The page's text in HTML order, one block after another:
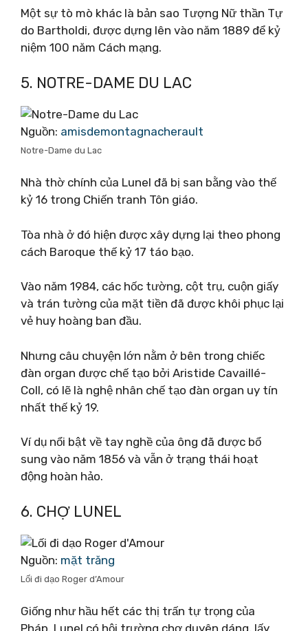
Một sự tò mò khác là bản sao Tượng Nữ thần Tự
do Bartholdi, được dựng lên vào năm 1889 để kỷ
niệm 100 năm Cách mạng.
5. NOTRE-DAME DU LAC
Nguồn: amisdemontagnacherault
Notre-Dame du Lac
Nhà thờ chính của Lunel đã bị san bằng vào thế
kỷ 16 trong Chiến tranh Tôn giáo.
Tòa nhà ở đó hiện được xây dựng lại theo phong
cách Baroque thế kỷ 17 táo bạo.
Vào năm 1984, các hốc tường, cột trụ, cuộn giấy
và trán tường của mặt tiền đã được khôi phục lại
vẻ huy hoàng ban đầu.
Nhưng câu chuyện lớn nằm ở bên trong chiếc
đàn organ được chế tạo bởi Aristide Cavaillé-
Coll, có lẽ là nghệ nhân chế tạo đàn organ uy tín
nhất thế kỷ 19.
Ví dụ nổi bật về tay nghề của ông đã được bổ
sung vào năm 1856 và vẫn ở trạng thái hoạt
động hoàn hảo.
6. CHỢ LUNEL
Nguồn: mặt trăng
Lối đi dạo Roger d’Amour
Giống như hầu hết các thị trấn tự trọng của
Pháp, Lunel có hội trường chợ duyên dáng, lấy